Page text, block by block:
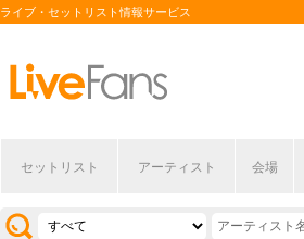
ライブ・セットリスト情報サービス
セットリスト アーティスト 会場
[2026/07/28] 【ライブ動員ランキング】